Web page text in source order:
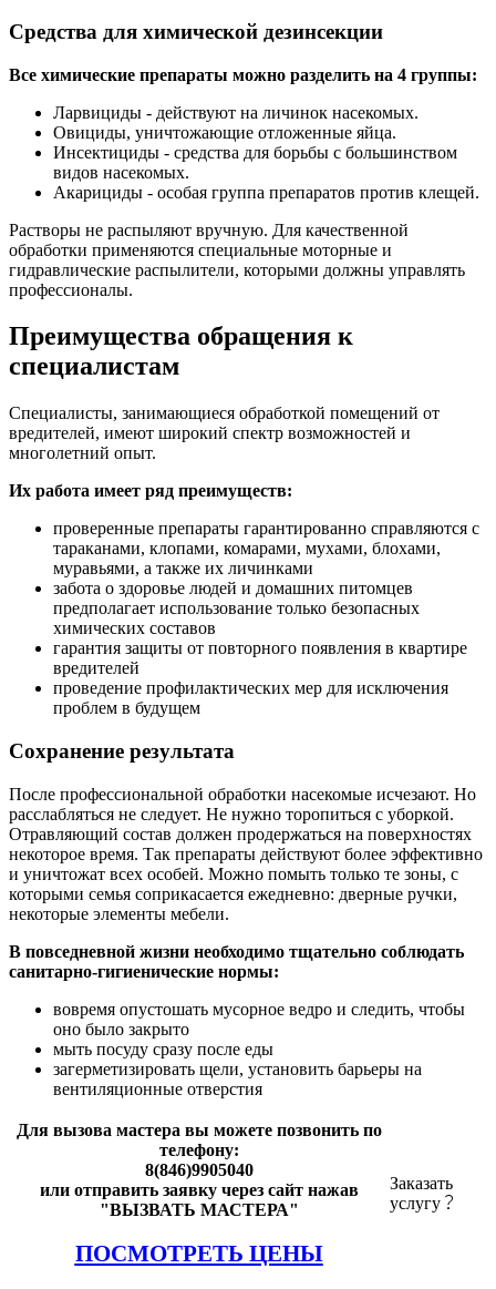
Средства для химической дезинсекции
Все химические препараты можно разделить на 4 группы:
Ларвициды - действуют на личинок насекомых.
Овициды, уничтожающие отложенные яйца.
Инсектициды - средства для борьбы с большинством
видов насекомых.
Акарициды - особая группа препаратов против клещей.
Растворы не распыляют вручную. Для качественной
обработки применяются специальные моторные и
гидравлические распылители, которыми должны управлять
профессионалы.
Преимущества обращения к
специалистам
Специалисты, занимающиеся обработкой помещений от
вредителей, имеют широкий спектр возможностей и
многолетний опыт.
Их работа имеет ряд преимуществ:
проверенные препараты гарантированно справляются с
тараканами, клопами, комарами, мухами, блохами,
муравьями, а также их личинками
забота о здоровье людей и домашних питомцев
предполагает использование только безопасных
химических составов
гарантия защиты от повторного появления в квартире
вредителей
проведение профилактических мер для исключения
проблем в будущем
Сохранение результата
После профессиональной обработки насекомые исчезают. Но
расслабляться не следует. Не нужно торопиться с уборкой.
Отравляющий состав должен продержаться на поверхностях
некоторое время. Так препараты действуют более эффективно
и уничтожат всех особей. Можно помыть только те зоны, с
которыми семья соприкасается ежедневно: дверные ручки,
некоторые элементы мебели.
В повседневной жизни необходимо тщательно соблюдать
санитарно-гигиенические нормы:
вовремя опустошать мусорное ведро и следить, чтобы
оно было закрыто
мыть посуду сразу после еды
загерметизировать щели, установить барьеры на
вентиляционные отверстия
Для вызова мастера вы можете позвонить по
телефону:
8(846)9905040
или отправить заявку через сайт нажав
"ВЫЗВАТЬ МАСТЕРА"
ПОСМОТРЕТЬ ЦЕНЫ
Заказать
услугу